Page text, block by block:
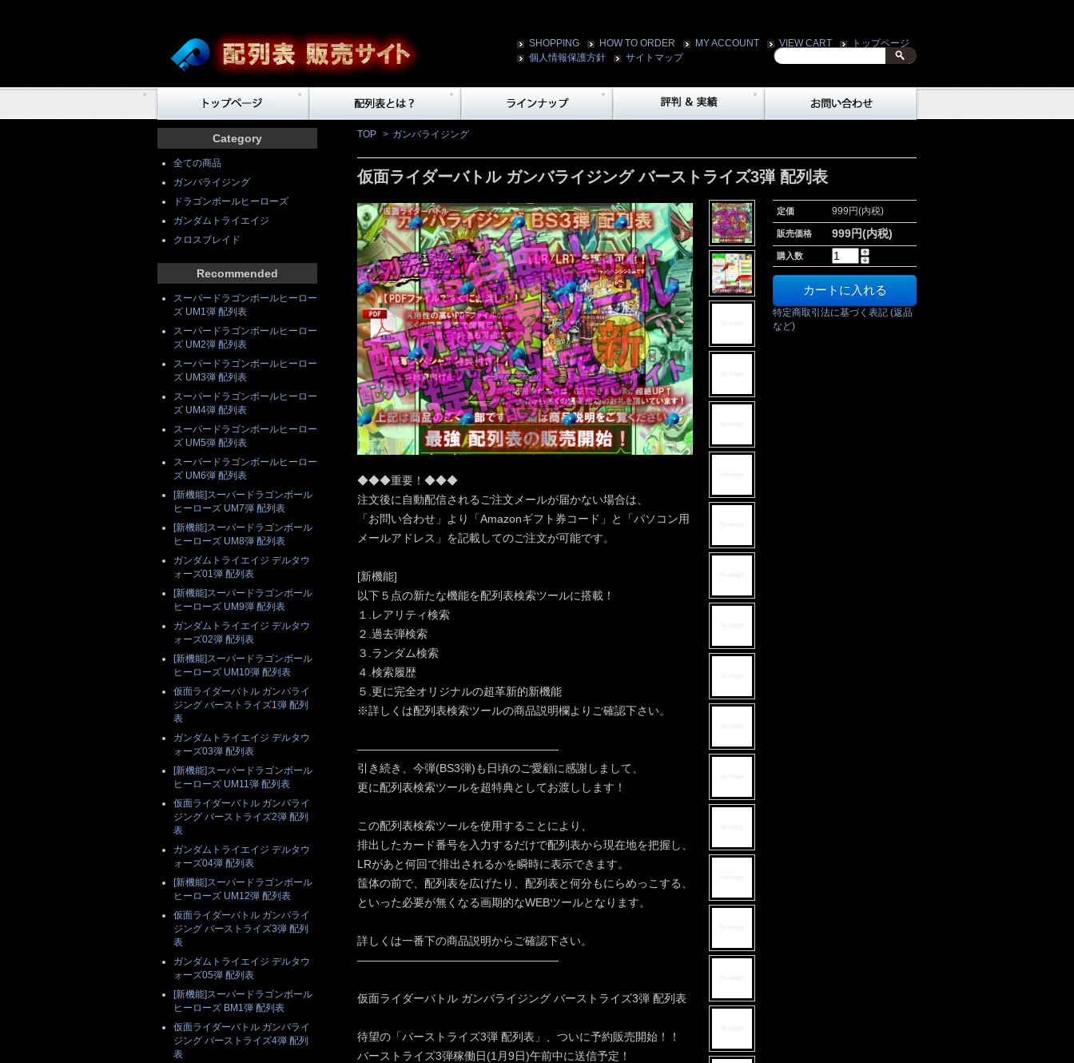
SHOPPING HOW TO ORDER MY ACCOUNT VIEW CART
トップページ
個人情報保護方針
サイトマップ
TOP > ガンバライジング
仮面ライダーバトル ガンバライジング バーストライズ3弾 配列表
定価 999円(内税)
販売価格 999円(内税)
購入数
特定商取引法に基づく表記 (返品
など)
◆◆◆重要！◆◆◆
注文後に自動配信されるご注文メールが届かない場合は、
「お問い合わせ」より「Amazonギフト券コード」と「パソコン用
メールアドレス」を記載してのご注文が可能です。
[新機能]
以下５点の新たな機能を配列表検索ツールに搭載！
１.レアリティ検索
２.過去弾検索
３.ランダム検索
４.検索履歴
５.更に完全オリジナルの超革新的新機能
※詳しくは配列表検索ツールの商品説明欄よりご確認下さい。
——————————————————
引き続き、今弾(BS3弾)も日頃のご愛顧に感謝しまして、
更に配列表検索ツールを超特典としてお渡しします！
この配列表検索ツールを使用することにより、
排出したカード番号を入力するだけで配列表から現在地を把握し、
LRがあと何回で排出されるかを瞬時に表示できます。
筺体の前で、配列表を広げたり、配列表と何分もにらめっこする、
といった必要が無くなる画期的なWEBツールとなります。
詳しくは一番下の商品説明からご確認下さい。
——————————————————
仮面ライダーバトル ガンバライジング バーストライズ3弾 配列表
待望の「バーストライズ3弾 配列表」、ついに予約販売開始！！
バーストライズ3弾稼働日(1月9日)午前中に送信予定！
Category
全ての商品
ガンバライジング
ドラゴンボールヒーローズ
ガンダムトライエイジ
クロスブレイド
Recommended
スーパードラゴンボールヒーロー
ズ UM1弾 配列表
スーパードラゴンボールヒーロー
ズ UM2弾 配列表
スーパードラゴンボールヒーロー
ズ UM3弾 配列表
スーパードラゴンボールヒーロー
ズ UM4弾 配列表
スーパードラゴンボールヒーロー
ズ UM5弾 配列表
スーパードラゴンボールヒーロー
ズ UM6弾 配列表
[新機能]スーパードラゴンボール
ヒーローズ UM7弾 配列表
[新機能]スーパードラゴンボール
ヒーローズ UM8弾 配列表
ガンダムトライエイジ デルタウ
ォーズ01弾 配列表
[新機能]スーパードラゴンボール
ヒーローズ UM9弾 配列表
ガンダムトライエイジ デルタウ
ォーズ02弾 配列表
[新機能]スーパードラゴンボール
ヒーローズ UM10弾 配列表
仮面ライダーバトル ガンバライ
ジング バーストライズ1弾 配列
表
ガンダムトライエイジ デルタウ
ォーズ03弾 配列表
[新機能]スーパードラゴンボール
ヒーローズ UM11弾 配列表
仮面ライダーバトル ガンバライ
ジング バーストライズ2弾 配列
表
ガンダムトライエイジ デルタウ
ォーズ04弾 配列表
[新機能]スーパードラゴンボール
ヒーローズ UM12弾 配列表
仮面ライダーバトル ガンバライ
ジング バーストライズ3弾 配列
表
ガンダムトライエイジ デルタウ
ォーズ05弾 配列表
[新機能]スーパードラゴンボール
ヒーローズ BM1弾 配列表
仮面ライダーバトル ガンバライ
ジング バーストライズ4弾 配列
表